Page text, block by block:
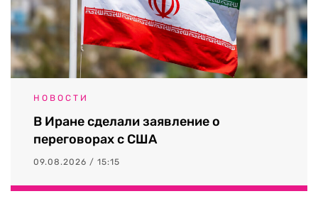
НОВОСТИ
В Иране сделали заявление о
переговорах с США
09.08.2026 / 15:15